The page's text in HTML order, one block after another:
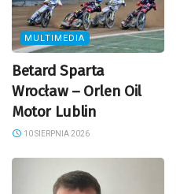
MULTIMEDIA
Betard Sparta
Wrocław – Orlen Oil
Motor Lublin
10 SIERPNIA 2026